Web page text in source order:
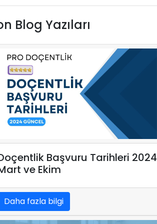
Blog Yazıları
Başvuru Tarihleri 2024
ve Ekim
Daha fazla bilgi